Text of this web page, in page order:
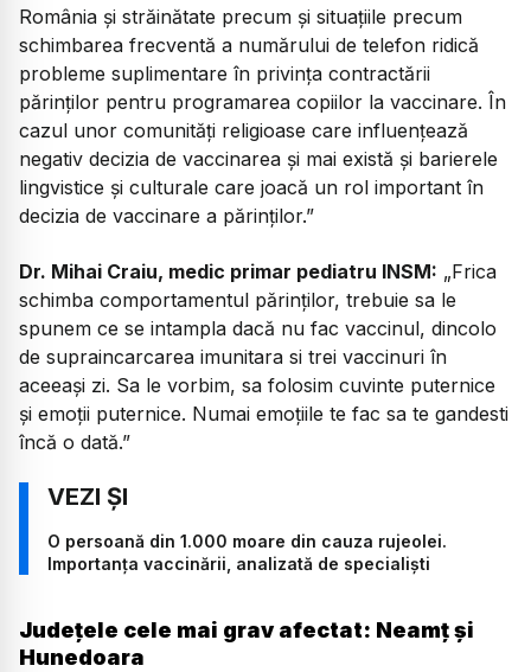
România și străinătate precum și situațiile precum
schimbarea frecventă a numărului de telefon ridică
probleme suplimentare în privința contractării
părinților pentru programarea copiilor la vaccinare. În
cazul unor comunități religioase care influențează
negativ decizia de vaccinarea și mai există și barierele
lingvistice și culturale care joacă un rol important în
decizia de vaccinare a părinților.”
Dr. Mihai Craiu, medic primar pediatru INSM: „Frica
schimba comportamentul părinților, trebuie sa le
spunem ce se intampla dacă nu fac vaccinul, dincolo
de supraincarcarea imunitara si trei vaccinuri în
aceeași zi. Sa le vorbim, sa folosim cuvinte puternice
și emoții puternice. Numai emoțiile te fac sa te gandesti
încă o dată.”
O persoană din 1.000 moare din cauza rujeolei.
Importanța vaccinării, analizată de specialiști
Județele cele mai grav afectat: Neamț și
Hunedoara